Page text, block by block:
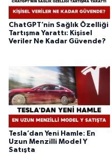
ChatGPT’nin Sağlık Özelliği
Tartışma Yarattı: Kişisel
Veriler Ne Kadar Güvende?
Tesla’dan Yeni Hamle: En
Uzun Menzilli Model Y
Satışta